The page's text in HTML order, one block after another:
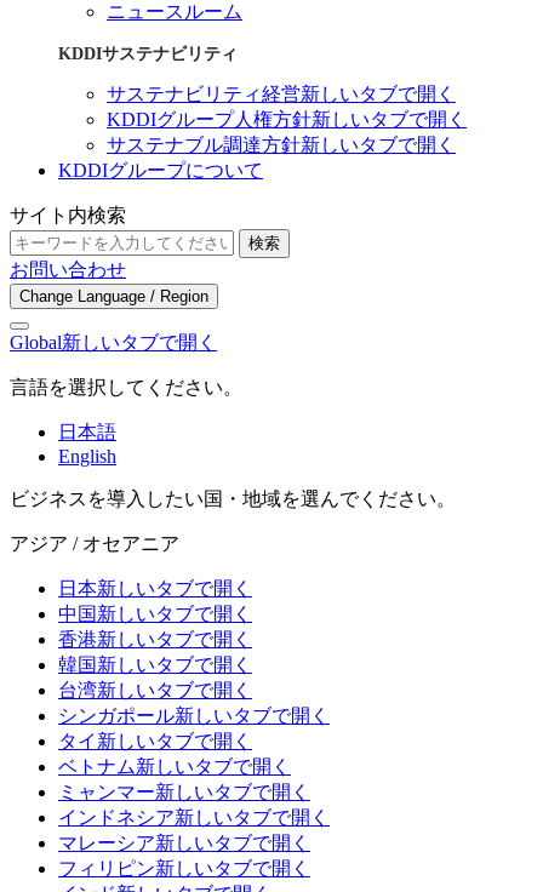
ニュースルーム
KDDIサステナビリティ
サステナビリティ経営新しいタブで開く
KDDIグループ人権方針新しいタブで開く
サステナブル調達方針新しいタブで開く
KDDIグループについて
サイト内検索
検索
お問い合わせ
Change Language / Region
Global新しいタブで開く
言語を選択してください。
日本語
English
ビジネスを導入したい国・地域を選んでください。
アジア / オセアニア
日本新しいタブで開く
中国新しいタブで開く
香港新しいタブで開く
韓国新しいタブで開く
台湾新しいタブで開く
シンガポール新しいタブで開く
タイ 新しいタブで開く
ベトナム新しいタブで開く
ミャンマー新しいタブで開く
インドネシア新しいタブで開く
マレーシア新しいタブで開く
フィリピン新しいタブで開く